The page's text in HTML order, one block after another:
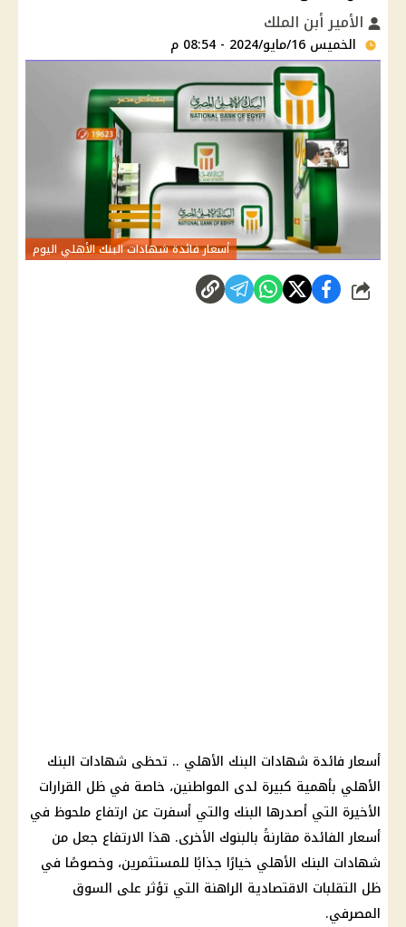
الأمير أبن الملك
الخميس 16/مايو/2024 - 08:54 م
أسعار فائدة شهادات البنك الأهلي اليوم
شارك
أسعار فائدة شهادات البنك الأهلي .. تحظى شهادات البنك
الأهلي بأهمية كبيرة لدى المواطنين، خاصة في ظل القرارات
الأخيرة التي أصدرها البنك والتي أسفرت عن ارتفاع ملحوظ في
أسعار الفائدة مقارنةً بالبنوك الأخرى. هذا الارتفاع جعل من
شهادات البنك الأهلي خيارًا جذابًا للمستثمرين، وخصوصًا في
ظل التقلبات الاقتصادية الراهنة التي تؤثر على السوق
المصرفي.